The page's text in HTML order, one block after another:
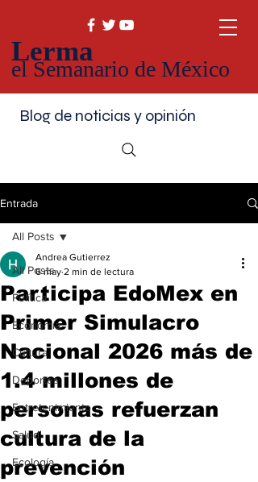
Lerma
el Semanario de México
Blog de noticias y opinión
Entrada
All Posts
Política
Economía
Cultura
Deportes
Entretenimiento
Salud
Ecología
All Posts
Participa EdoMex en
Primer Simulacro
Nacional 2026 más de
1.4 millones de
personas refuerzan
cultura de la
prevención
Andrea Gutierrez
6 may 2 min de lectura